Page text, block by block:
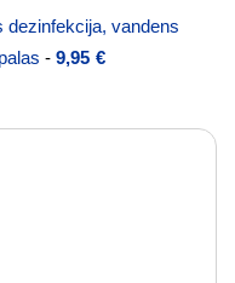
dezinfekcija, vandens
- 9,95 €